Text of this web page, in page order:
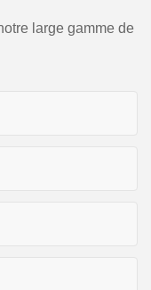
large gamme de